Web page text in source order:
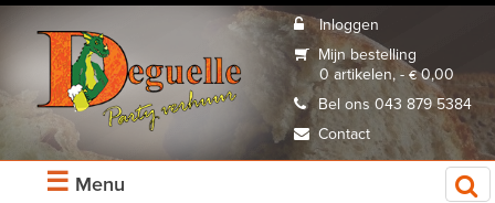
Inloggen
Mijn bestelling
0 artikelen, - € 0,00
Bel ons 043 879 5384
Contact
☰ Menu